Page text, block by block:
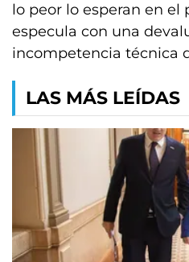
lo peor lo esperan en el
especula con una
incompetencia técnica
LAS MÁS LEÍDAS